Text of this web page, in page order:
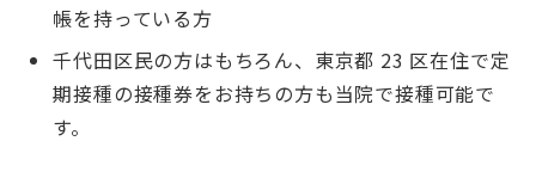
帳を持っている方
千代田区民の方はもちろん、東京都 23 区在住で定
期接種の接種券をお持ちの方も当院で接種可能で
す。